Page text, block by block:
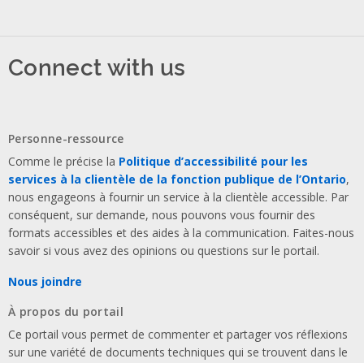
Connect with us
Personne-ressource
Comme le précise la Politique d’accessibilité pour les
services à la clientèle de la fonction publique de l’Ontario,
nous engageons à fournir un service à la clientèle accessible. Par
conséquent, sur demande, nous pouvons vous fournir des
formats accessibles et des aides à la communication. Faites-nous
savoir si vous avez des opinions ou questions sur le portail.
Nous joindre
À propos du portail
Ce portail vous permet de commenter et partager vos réflexions
sur une variété de documents techniques qui se trouvent dans le